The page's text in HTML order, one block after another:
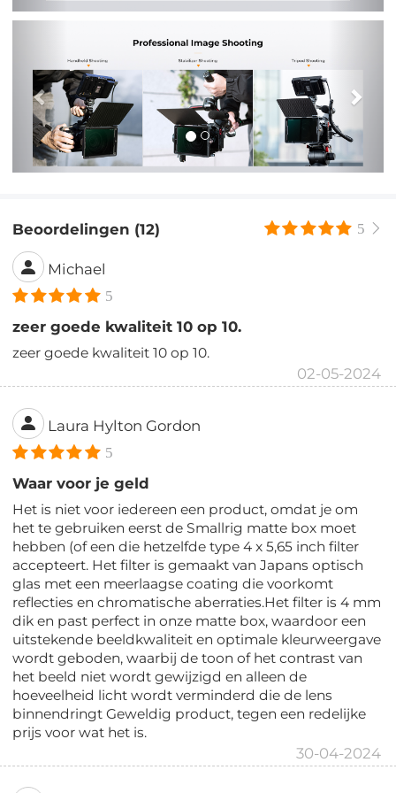
Beoordelingen (12) 5
Michael
5
zeer goede kwaliteit 10 op 10.
zeer goede kwaliteit 10 op 10.
02-05-2024
Laura Hylton Gordon
5
Waar voor je geld
Het is niet voor iedereen een product, omdat je om
het te gebruiken eerst de Smallrig matte box moet
hebben (of een die hetzelfde type 4 x 5,65 inch filter
accepteert. Het filter is gemaakt van Japans optisch
glas met een meerlaagse coating die voorkomt
reflecties en chromatische aberraties.Het filter is 4 mm
dik en past perfect in onze matte box, waardoor een
uitstekende beeldkwaliteit en optimale kleurweergave
wordt geboden, waarbij de toon of het contrast van
het beeld niet wordt gewijzigd en alleen de
hoeveelheid licht wordt verminderd die de lens
binnendringt Geweldig product, tegen een redelijke
prijs voor wat het is.
30-04-2024